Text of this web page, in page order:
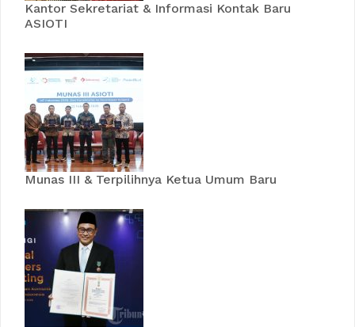
Kantor Sekretariat & Informasi Kontak Baru
ASIOTI
Munas III & Terpilihnya Ketua Umum Baru